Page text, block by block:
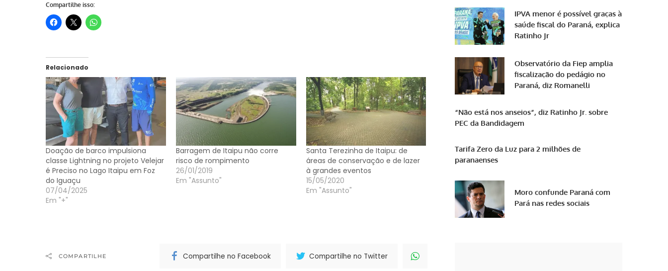
Compartilhe isso:
Relacionado
Doação de barco impulsiona
classe Lightning no projeto Velejar
é Preciso no Lago Itaipu em Foz
do Iguaçu
07/04/2025
Em "+"
Barragem de Itaipu não corre
risco de rompimento
26/01/2019
Em "Assunto"
Santa Terezinha de Itaipu: de
áreas de conservação e de lazer
à grandes eventos
15/05/2020
Em "Assunto"
COMPARTILHE Compartilhe no Facebook Compartilhe no Twitter
IPVA menor é possível graças à
saúde fiscal do Paraná, explica
Ratinho Jr
Observatório da Fiep amplia
fiscalização do pedágio no
Paraná, diz Romanelli
“Não está nos anseios”, diz Ratinho Jr. sobre
PEC da Bandidagem
Tarifa Zero da Luz para 2 milhões de
paranaenses
Moro confunde Paraná com
Pará nas redes sociais